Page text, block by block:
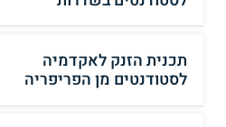
תכנית הזנק לאקדמיה
לסטודנטים מן הפריפריה